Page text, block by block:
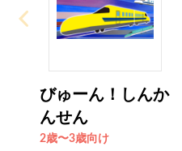
びゅーん！しんか
んせん
2歳〜3歳向け